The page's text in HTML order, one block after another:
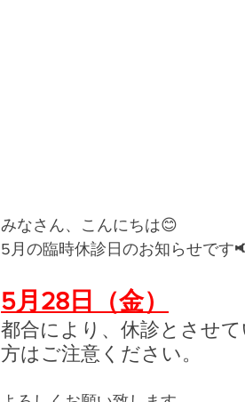
みなさん、こんにちは😊
5月の臨時休診日のお知らせです
5月28日（金）
都合により、休診とさせ
方はご注意ください。